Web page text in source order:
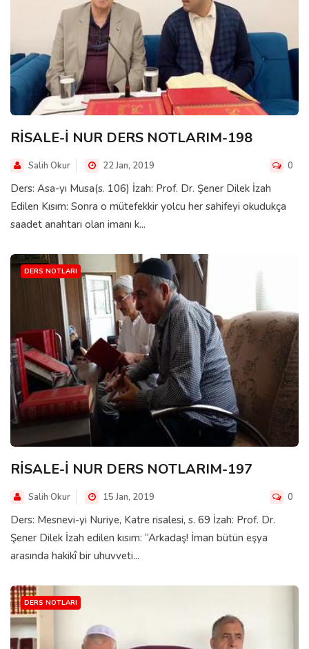
RİSALE-İ NUR DERS NOTLARIM-198
Salih Okur 22 Jan, 2019 0
Ders: Asa-yı Musa(s. 106) İzah: Prof. Dr. Şener Dilek İzah
Edilen Kısım: Sonra o mütefekkir yolcu her sahifeyi okudukça
saadet anahtarı olan imanı k...
DERS NOTLARI
RİSALE-İ NUR DERS NOTLARIM-197
Salih Okur 15 Jan, 2019 0
Ders: Mesnevi-yi Nuriye, Katre risalesi, s. 69 İzah: Prof. Dr.
Şener Dilek İzah edilen kısım: “Arkadaş! İman bütün eşya
arasında hakikî bir uhuvveti...
DERS NOTLARI